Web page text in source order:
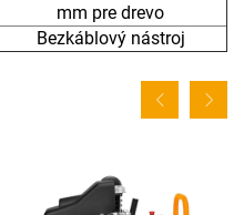
mm pre drevo
Bezkáblový nástroj